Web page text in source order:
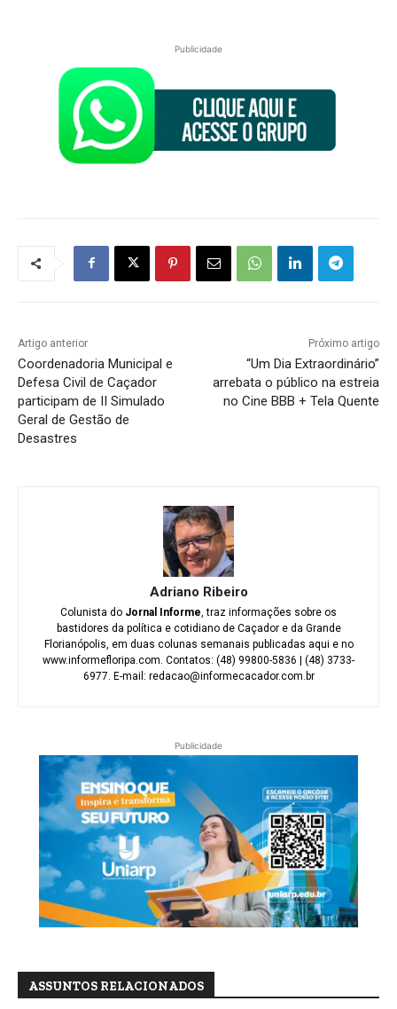
Publicidade
Artigo anterior
Coordenadoria Municipal e
Defesa Civil de Caçador
participam de II Simulado
Geral de Gestão de
Desastres
Próximo artigo
“Um Dia Extraordinário”
arrebata o público na estreia
no Cine BBB + Tela Quente
Adriano Ribeiro
Colunista do Jornal Informe , traz informações sobre os
bastidores da política e cotidiano de Caçador e da Grande
Florianópolis, em duas colunas semanais publicadas aqui e no
www.informefloripa.com. Contatos: (48) 99800-5836 | (48) 3733-
6977. E-mail: redacao@informecacador.com.br
Publicidade
ASSUNTOS RELACIONADOS